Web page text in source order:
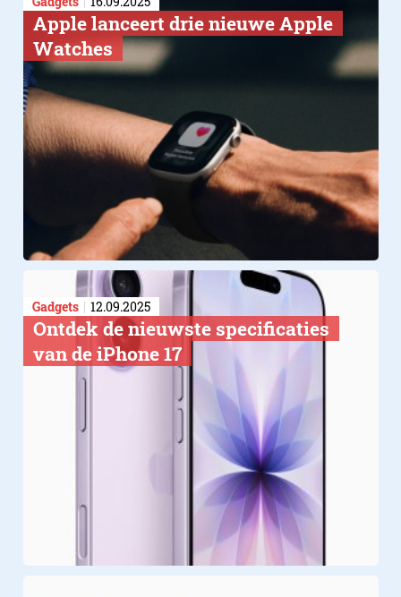
Apple lanceert drie nieuwe Apple
Watches
Gadgets 12.09.2025
Ontdek de nieuwste specificaties
van de iPhone 17